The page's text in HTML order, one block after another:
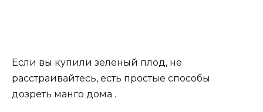
Если вы купили зеленый плод, не
расстраивайтесь, есть простые способы
дозреть манго дома .